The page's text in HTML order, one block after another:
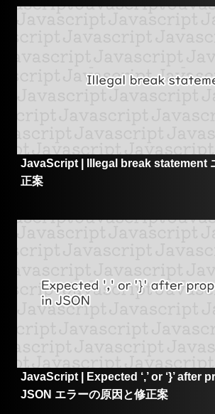
JavaScript | Illegal break statement
正案
JavaScript | Expected ‘,’ or ‘}’ after
JSON エラーの原因と修正案